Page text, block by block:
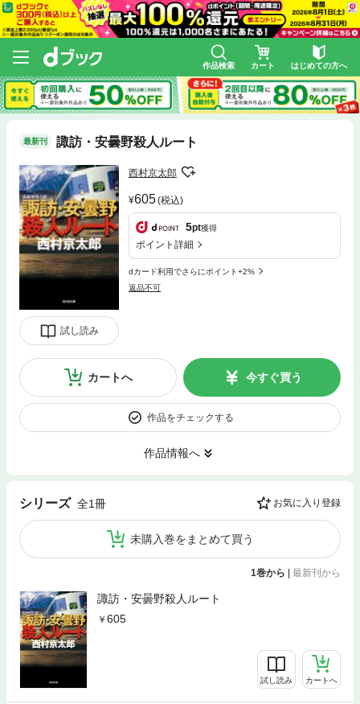
作品検索 カート はじめての方へ
最新刊 諏訪・安曇野殺人ルート
試し読み
西村京太郎
605(税込)
5pt獲得
ポイント詳細
dカード利用でさらにポイント+2%
返品不可
カートへ 今すぐ買う
作品をチェックする
作品情報へ
シリーズ 全1冊 お気に入り登録
未購入巻をまとめて買う
1巻から | 最新刊から
諏訪・安曇野殺人ルート
605
試し読み カートへ